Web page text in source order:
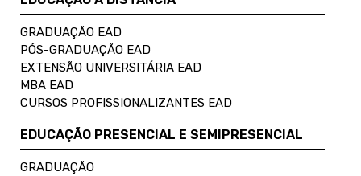
GRADUAÇÃO EAD
PÓS-GRADUAÇÃO EAD
EXTENSÃO UNIVERSITÁRIA EAD
MBA EAD
CURSOS PROFISSIONALIZANTES EAD
EDUCAÇÃO PRESENCIAL E SEMIPRESENCIAL
GRADUAÇÃO